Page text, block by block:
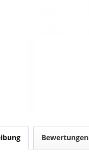
Bewertungen